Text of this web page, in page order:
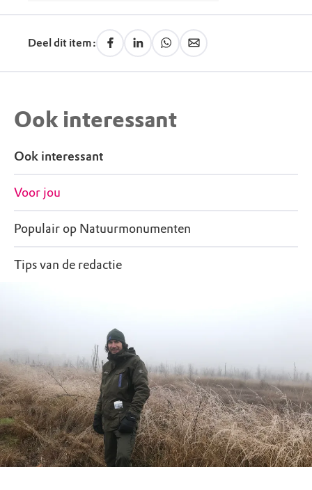
Deel dit item:
Ook interessant
Ook interessant
Voor jou
Populair op Natuurmonumenten
Tips van de redactie